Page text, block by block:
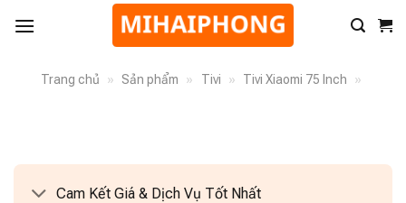
Trang chủ » Sản phẩm » Tivi » Tivi Xiaomi 75 Inch »
Cam Kết Giá & Dịch Vụ Tốt Nhất